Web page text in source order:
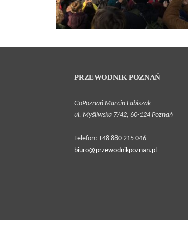
Przewodnik
po
Poznaniu w
2025 roku!
sezonie
PRZEWODNIK POZNAŃ
GoPoznań Marcin Fabiszak
ul. Myśliwska 7/42, 60-124 Poznań
Telefon: +48 880 215 046
biuro@przewodnikpoznan.pl